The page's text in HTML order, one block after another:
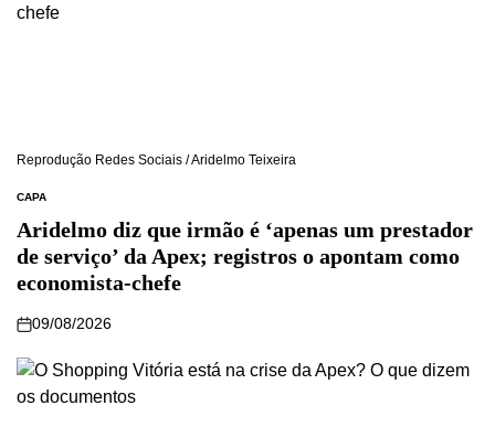
Reprodução Redes Sociais / Aridelmo Teixeira
CAPA
Aridelmo diz que irmão é ‘apenas um prestador
de serviço’ da Apex; registros o apontam como
economista-chefe
09/08/2026